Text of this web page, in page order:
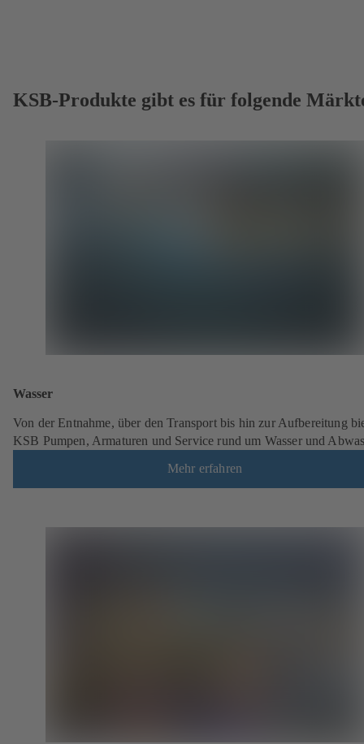
KSB-Produkte gibt es für folgende
Wasser
Von der Entnahme, über den Transport bis hin zur Aufbereitung
KSB Pumpen, Armaturen und Service rund um Wasser und
Mehr erfahren